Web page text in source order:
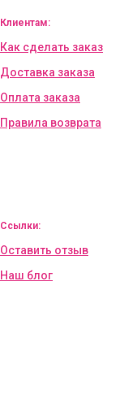
Клиентам:
Как сделать заказ
Доставка заказа
Оплата заказа
Правила возврата
Ссылки:
Оставить отзыв
Наш блог